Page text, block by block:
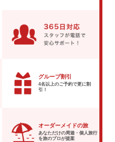
グループ割引
4名以上のご予約で更に割
引！
オーダーメイドの旅
あなただけの周遊・個人旅行
を旅のプロが提案